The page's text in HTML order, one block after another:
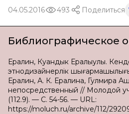
04.05.2016 493 Поделиться
Библиографическое
Ералин, Куандык Ералыулы.
этнодизайнерлік
Ералин, А. К. Ералина, Гулмира
непосредственный // Молодой
(112.9). — С. 54-56. — URL:
https://moluch.ru/archive/112/